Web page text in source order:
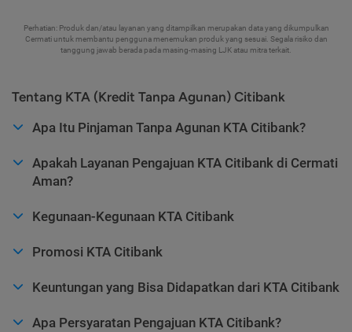
Perhatian: Produk dan/atau layanan yang ditampilkan merupakan data yang dikumpulkan
Cermati untuk membantu pengguna menemukan produk yang sesuai. Segala risiko dan
tanggung jawab berada pada masing-masing LJK atau mitra terkait.
Tentang KTA (Kredit Tanpa Agunan) Citibank
Apa Itu Pinjaman Tanpa Agunan KTA Citibank?
Apakah Layanan Pengajuan KTA Citibank di Cermati
Aman?
Kegunaan-Kegunaan KTA Citibank
Promosi KTA Citibank
Keuntungan yang Bisa Didapatkan dari KTA Citibank
Apa Persyaratan Pengajuan KTA Citibank?